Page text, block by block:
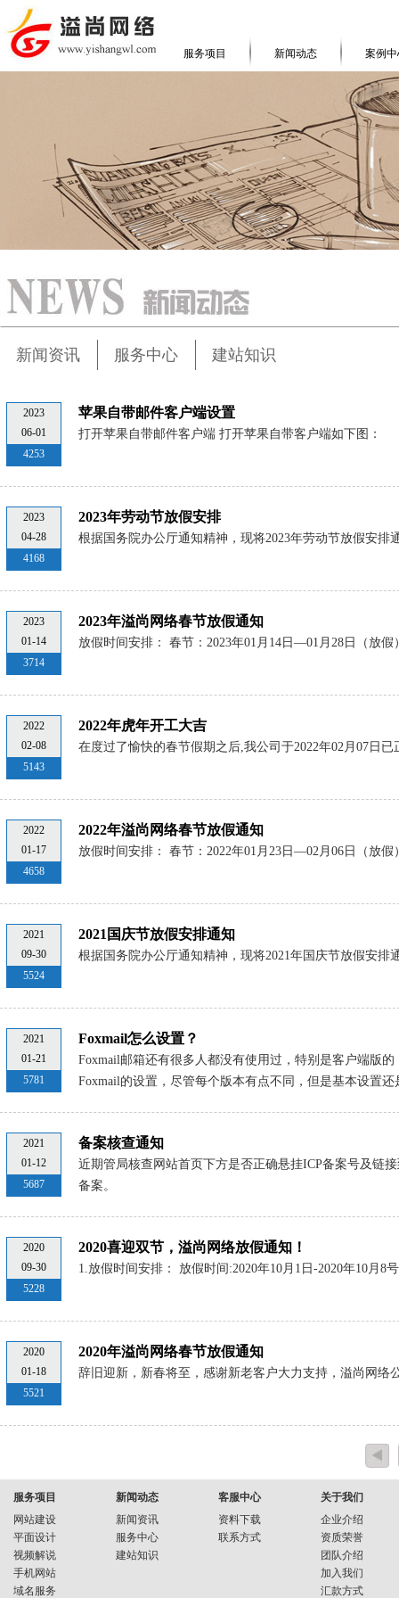
服务项目 新闻动态 案例
新闻资讯 服务中心 建站知识
2023
06-01
4253
苹果自带邮件客户端设置
打开苹果自带邮件客户端 打开苹果自带客户端如下图：
2023
04-28
4168
2023年劳动节放假安排
根据国务院办公厅通知精神，现将2023年劳动节放假安排
2023
01-14
3714
2023年溢尚网络春节放假通知
放假时间安排： 春节：2023年01月14日—01月28日（放
2022
02-08
5143
2022年虎年开工大吉
在度过了愉快的春节假期之后,我公司于2022年02月07日
2022
01-17
4658
2022年溢尚网络春节放假通知
放假时间安排： 春节：2022年01月23日—02月06日（放
2021
09-30
5524
2021国庆节放假安排通知
根据国务院办公厅通知精神，现将2021年国庆节放假安排
2021
01-21
5781
Foxmail怎么设置？
Foxmail邮箱还有很多人都没有使用过，特别是客户端版
Foxmail的设置，尽管每个版本有点不同，但是基本设置
2021
01-12
5687
备案核查通知
近期管局核查网站首页下方是否正确悬挂ICP备案号及链
备案。
2020
09-30
5228
2020喜迎双节，溢尚网络放假通知！
1.放假时间安排： 放假时间:2020年10月1日-2020年10月8
2020
01-18
5521
2020年溢尚网络春节放假通知
辞旧迎新，新春将至，感谢新老客户大力支持，溢尚网
服务项目
网站建设
平面设计
视频解说
手机网站
域名服务
新闻动态
新闻资讯
服务中心
建站知识
客服中心
资料下载
联系方式
关于我们
企业介绍
资质荣誉
团队介绍
加入我们
汇款方式